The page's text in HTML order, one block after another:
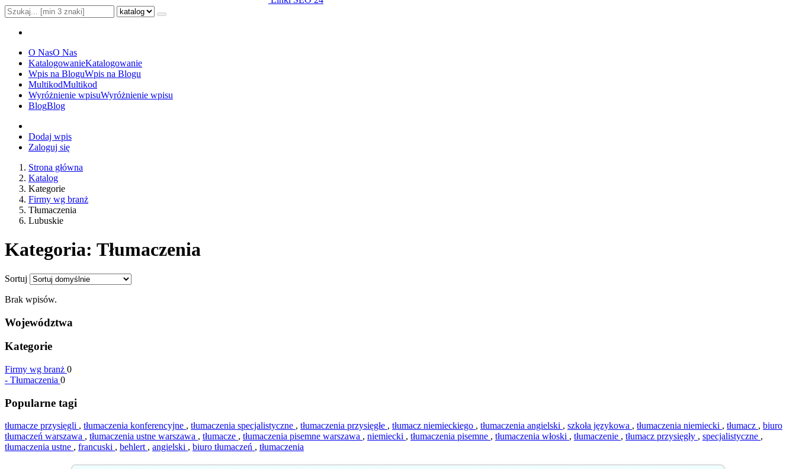
O NasO Nas
KatalogowanieKatalogowanie
Wpis na BloguWpis na Blogu
MultikodMultikod
Wyróżnienie wpisuWyróżnienie wpisu
BlogBlog
Dodaj wpis
Zaloguj się
Strona główna
Katalog
Kategorie
Firmy wg branż
Tłumaczenia
Lubuskie
Kategoria: Tłumaczenia
Sortuj
Brak wpisów.
Województwa
Kategorie
Firmy wg branż 0
- Tłumaczenia 0
Popularne tagi
tłumacze przysięgli , tłumaczenia konferencyjne , tłumaczenia specjalistyczne , tłumaczenia przysięgłe , tłumacz niemieckiego , tłumaczenia angielski , szkoła językowa , tłumaczenia niemiecki , tłumacz , biuro
tłumaczeń warszawa , tłumaczenia ustne warszawa , tłumacze , tłumaczenia pisemne warszawa , niemiecki , tłumaczenia pisemne , tłumaczenia włoski , tłumaczenie , tłumacz przysięgły , specjalistyczne ,
tłumaczenia ustne , francuski , behlert , angielski , biuro tłumaczeń , tłumaczenia